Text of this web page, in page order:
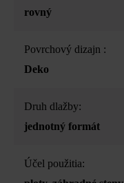
rovný
Povrchový dizajn :
Deko
Druh dlažby:
jednotný formát
Účel použitia: